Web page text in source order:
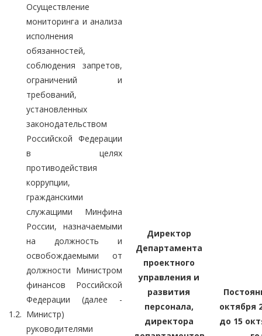
1.2.
Осуществление
мониторинга и анализа
исполнения
обязанностей,
соблюдения запретов,
ограничений и
требований,
установленных
законодательством
Российской Федерации
в целях
противодействия
коррупции,
гражданскими
служащими Минфина
России, назначаемыми
на должность и
освобождаемыми от
должности Министром
финансов Российской
Федерации (далее -
Министр)
руководителями
Директор
Департамента
проектного
управления и
развития
персонала,
директора
октября
до 15